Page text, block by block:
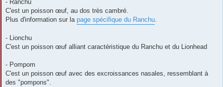
- Ranchu
C'est un poisson œuf, au dos très cambré.
Plus d'information sur la page spécifique du Ranchu.
- Lionchu
C'est un poisson œuf alliant caractéristique du Ranchu et du Lionhead
- Pompom
C'est un poisson œuf avec des excroissances nasales, ressemblant à
des "pompons".